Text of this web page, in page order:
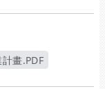
畫.PDF